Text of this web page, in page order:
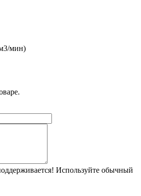
мин)
Используйте обычный